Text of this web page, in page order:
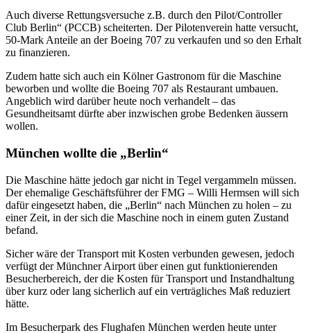
Auch diverse Rettungsversuche z.B. durch den Pilot/Controller
Club Berlin“ (PCCB) scheiterten. Der Pilotenverein hatte versucht,
50-Mark Anteile an der Boeing 707 zu verkaufen und so den Erhalt
zu finanzieren.
Zudem hatte sich auch ein Kölner Gastronom für die Maschine
beworben und wollte die Boeing 707 als Restaurant umbauen.
Angeblich wird darüber heute noch verhandelt – das
Gesundheitsamt dürfte aber inzwischen grobe Bedenken äussern
wollen.
München wollte die „Berlin“
Die Maschine hätte jedoch gar nicht in Tegel vergammeln müssen.
Der ehemalige Geschäftsführer der FMG – Willi Hermsen will sich
dafür eingesetzt haben, die „Berlin“ nach München zu holen – zu
einer Zeit, in der sich die Maschine noch in einem guten Zustand
befand.
Sicher wäre der Transport mit Kosten verbunden gewesen, jedoch
verfügt der Münchner Airport über einen gut funktionierenden
Besucherbereich, der die Kosten für Transport und Instandhaltung
über kurz oder lang sicherlich auf ein verträgliches Maß reduziert
hätte.
Im Besucherpark des Flughafen München werden heute unter